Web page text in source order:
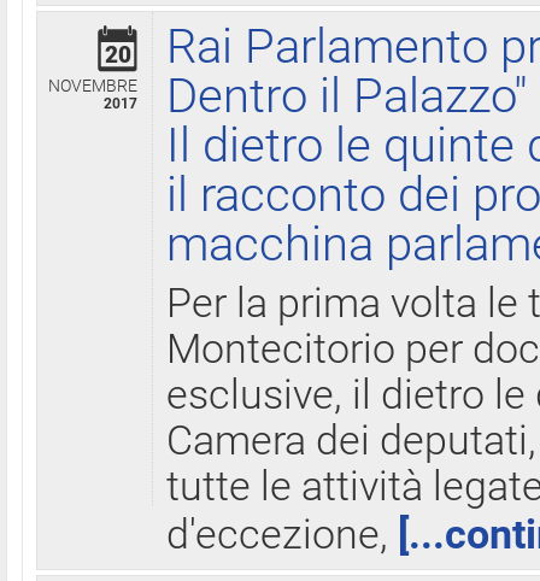
20
NOVEMBRE
2017
Rai Parlamento
Dentro il Palazzo"
Il dietro le quinte
il racconto dei
macchina
Per la prima volta le
Montecitorio per
esclusive, il dietro
Camera dei
tutte le attività
d'eccezione,